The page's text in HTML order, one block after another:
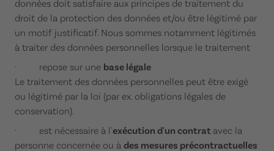
données doit satisfaire aux principes de traitement du
droit de la protection des données et/ou être légitimé par
un motif justificatif. Nous sommes notamment légitimés
à traiter des données personnelles lorsque le traitement
· repose sur une base légale
Le traitement des données personnelles peut être exigé
ou légitimé par la loi (par ex. obligations légales de
conservation).
· est nécessaire à l'exécution d'un contrat avec la
personne concernée ou à des mesures précontractuelles